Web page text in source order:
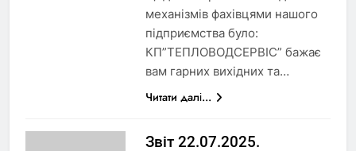
механізмів фахівцями нашого
підприємства було:
КП”ТЕПЛОВОДСЕРВІС” бажає
вам гарних вихідних та…
Читати далі...
Звіт 22.07.2025.